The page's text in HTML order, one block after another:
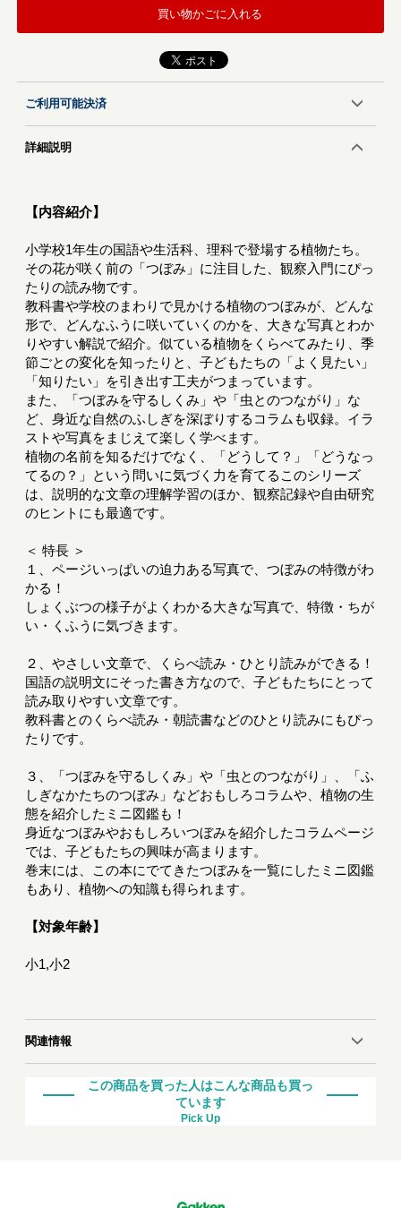
買い物かごに入れる
ご利用可能決済
詳細説明
【内容紹介】
小学校1年生の国語や生活科、理科で登場する植物たち。
その花が咲く前の「つぼみ」に注目した、観察入門にぴっ
たりの読み物です。
教科書や学校のまわりで見かける植物のつぼみが、どんな
形で、どんなふうに咲いていくのかを、大きな写真とわか
りやすい解説で紹介。似ている植物をくらべてみたり、季
節ごとの変化を知ったりと、子どもたちの「よく見たい」
「知りたい」を引き出す工夫がつまっています。
また、「つぼみを守るしくみ」や「虫とのつながり」な
ど、身近な自然のふしぎを深ぼりするコラムも収録。イラ
ストや写真をまじえて楽しく学べます。
植物の名前を知るだけでなく、「どうして？」「どうなっ
てるの？」という問いに気づく力を育てるこのシリーズ
は、説明的な文章の理解学習のほか、観察記録や自由研究
のヒントにも最適です。
＜ 特長 ＞
１、ページいっぱいの迫力ある写真で、つぼみの特徴がわ
かる！
しょくぶつの様子がよくわかる大きな写真で、特徴・ちが
い・くふうに気づきます。
２、やさしい文章で、くらべ読み・ひとり読みができる！
国語の説明文にそった書き方なので、子どもたちにとって
読み取りやすい文章です。
教科書とのくらべ読み・朝読書などのひとり読みにもぴっ
たりです。
３、「つぼみを守るしくみ」や「虫とのつながり」、「ふ
しぎなかたちのつぼみ」などおもしろコラムや、植物の生
態を紹介したミニ図鑑も！
身近なつぼみやおもしろいつぼみを紹介したコラムページ
では、子どもたちの興味が高まります。
巻末には、この本にでてきたつぼみを一覧にしたミニ図鑑
もあり、植物への知識も得られます。
【対象年齢】
小1,小2
関連情報
この商品を買った人はこんな商品も買っ
ています
Pick Up